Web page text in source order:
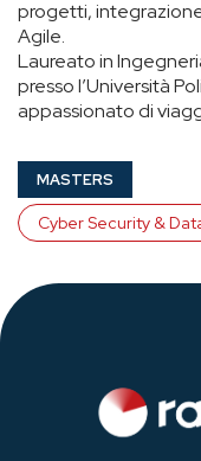
progetti,
Agile.
Laureato in
presso l’Università
appassionato di
MASTERS
Cyber Security &